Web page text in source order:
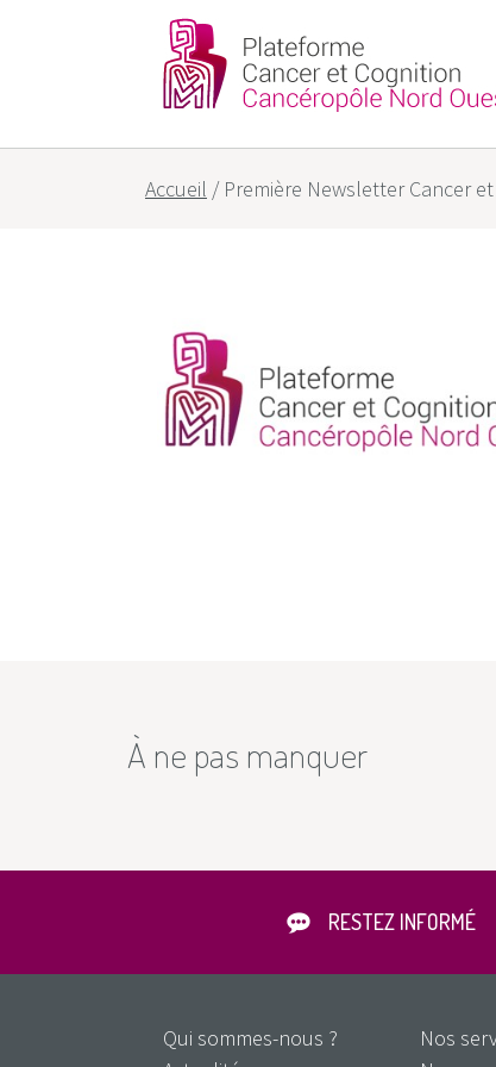
Partenaires
Accueil / Première Newsletter Cancer
À ne pas manquer
RESTEZ INFORMÉ
Qui sommes-nous ?
Nos